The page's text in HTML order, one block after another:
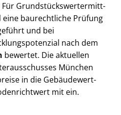
Für Grund­stücks­wert­ermitt­
baurechtliche Prüfung
und bei
nach dem
bewertet. Die aktuellen
München
in die Ge­bäu­de­wert­
mit ein.